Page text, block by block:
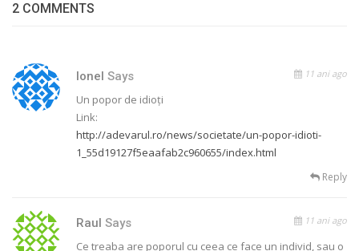
2 COMMENTS
Ionel Says 11 ani ago
Un popor de idioţi
Link:
http://adevarul.ro/news/societate/un-popor-idioti-
1_55d19127f5eaafab2c960655/index.html
Reply
Raul Says 11 ani ago
Ce treaba are poporul cu ceea ce face un individ, sau o